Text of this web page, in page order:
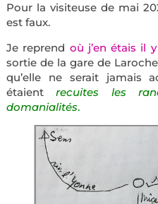
Pour la visiteuse de mai
est faux.
Je reprend où j’en étais il
sortie de la gare de
qu’elle ne serait jamais
étaientrecuites les
domanialités.